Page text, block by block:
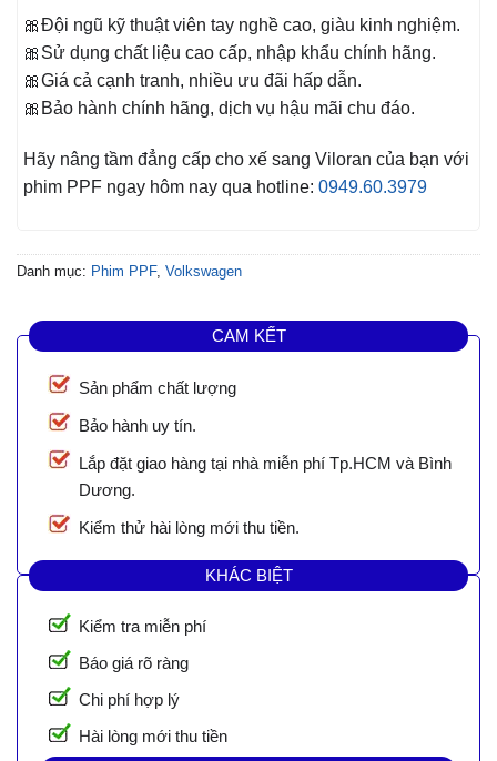
🎀Đội ngũ kỹ thuật viên tay nghề cao, giàu kinh nghiệm.
🎀Sử dụng chất liệu cao cấp, nhập khẩu chính hãng.
🎀Giá cả cạnh tranh, nhiều ưu đãi hấp dẫn.
🎀Bảo hành chính hãng, dịch vụ hậu mãi chu đáo.
Hãy nâng tầm đẳng cấp cho xế sang Viloran của bạn với
phim PPF ngay hôm nay qua hotline: 0949.60.3979
Danh mục: Phim PPF, Volkswagen
CAM KẾT
Sản phẩm chất lượng
Bảo hành uy tín.
Lắp đặt giao hàng tại nhà miễn phí Tp.HCM và Bình
Dương.
Kiểm thử hài lòng mới thu tiền.
KHÁC BIỆT
Kiểm tra miễn phí
Báo giá rõ ràng
Chi phí hợp lý
Hài lòng mới thu tiền